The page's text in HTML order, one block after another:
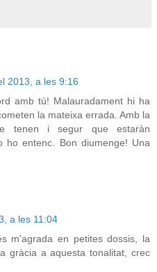
2013, a les 9:16
amb tú! Malauradament hi ha
la mateixa errada. Amb la
tenen i segur que estaràn
ho entenc. Bon diumenge! Una
a les 11:04
m'agrada en petites dossis, la
gràcia a aquesta tonalitat, crec